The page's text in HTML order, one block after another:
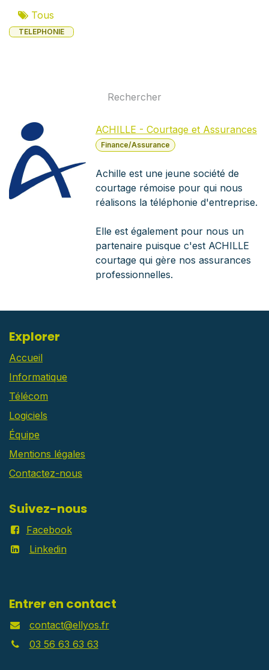
Tous
TELEPHONIE
ACHILLE - Courtage et Assurances
Finance/Assurance
Achille est une jeune société de
courtage rémoise pour qui nous
réalisons la téléphonie d'entreprise.
Elle est également pour nous un
partenaire puisque c'est ACHILLE
courtage qui gère nos assurances
professionnelles.
Explorer
Accueil
Informatique
Télécom
Logiciels
Équipe
Mentions légales
Contactez-nous
Suivez-nous
Facebook
Linkedin
Entrer en contact
contact@ellyos.fr
03 56 63 63 63